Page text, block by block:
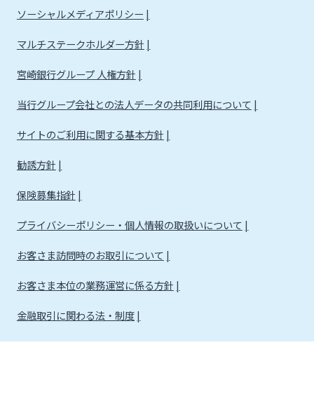
ソーシャルメディアポリシー
マルチステークホルダー方針
宮崎銀行グループ 人権方針
当行グループ会社との法人データの共同利用について
サイトのご利用に関する基本方針
勧誘方針
保険募集指針
プライバシーポリシー・個人情報の取扱いについて
お客さま訪問時のお取引について
お客さま本位の業務運営に係る方針
金融取引に関わる法・制度
金融取引に関わる方針